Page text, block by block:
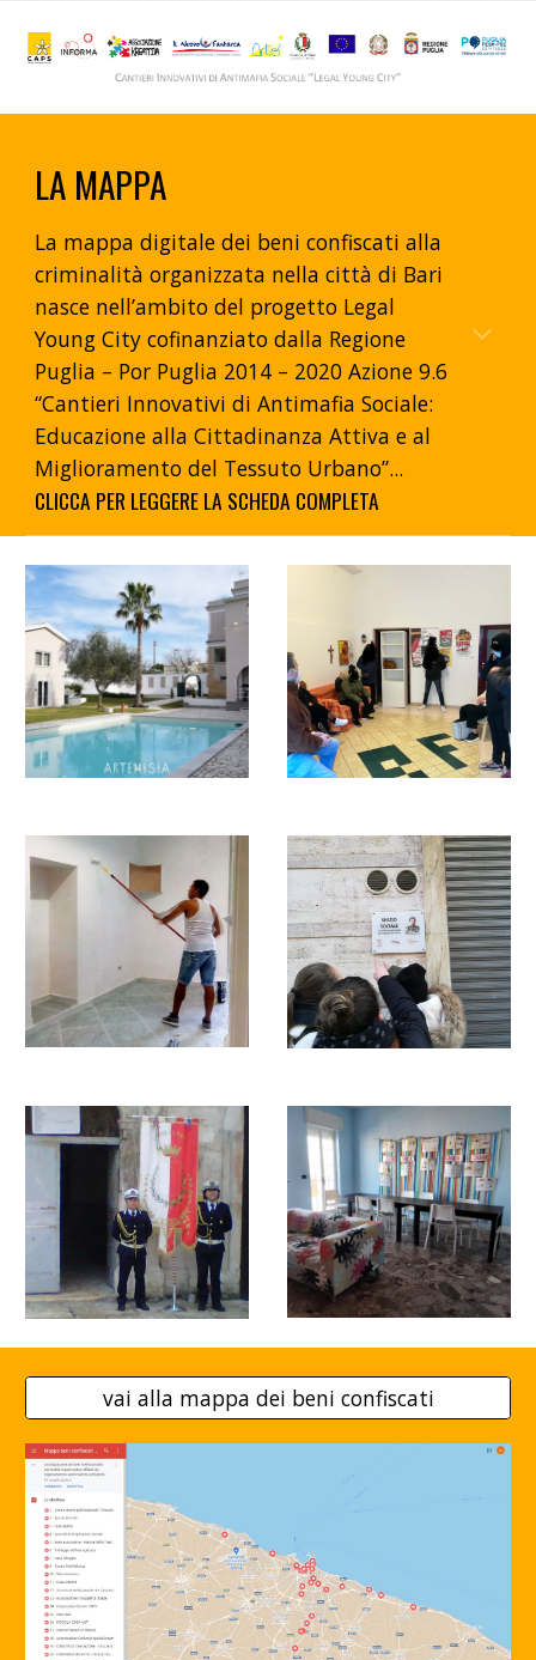
LA MAPPA
La mappa digitale dei beni confiscati alla
criminalità organizzata nella città di Bari
nasce nell’ambito del progetto Legal
Young City cofinanziato dalla Regione
Puglia – Por Puglia 2014 – 2020 Azione 9.6
“Cantieri Innovativi di Antimafia Sociale:
Educazione alla Cittadinanza Attiva e al
Miglioramento del Tessuto Urbano”...
CLICCA PER LEGGERE LA SCHEDA COMPLETA
vai alla mappa dei beni confiscati